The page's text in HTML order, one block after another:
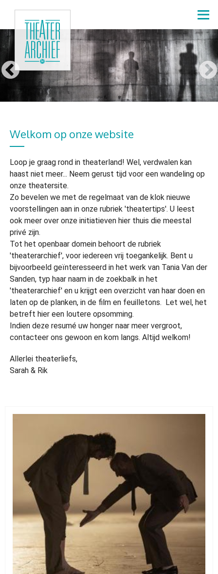
naar
inhoud
gaan
Welkom op onze website
Loop je graag rond in theaterland! Wel, verdwalen kan
haast niet meer... Neem gerust tijd voor een wandeling op
onze theatersite.
Zo bevelen we met de regelmaat van de klok nieuwe
voorstellingen aan in onze rubriek 'theatertips'. U leest
ook meer over onze initiatieven hier thuis die meestal
privé zijn.
Tot het openbaar domein behoort de rubriek
'theaterarchief', voor iedereen vrij toegankelijk. Bent u
bijvoorbeeld geïnteresseerd in het werk van Tania Van der
Sanden, typ haar naam in de zoekbalk in het
'theaterarchief' en u krijgt een overzicht van haar doen en
laten op de planken, in de film en feuilletons. Let wel, het
betreft hier een loutere opsomming.
Indien deze resumé uw honger naar meer vergroot,
contacteer ons gewoon en kom langs. Altijd welkom!
Allerlei theaterliefs,
Sarah & Rik